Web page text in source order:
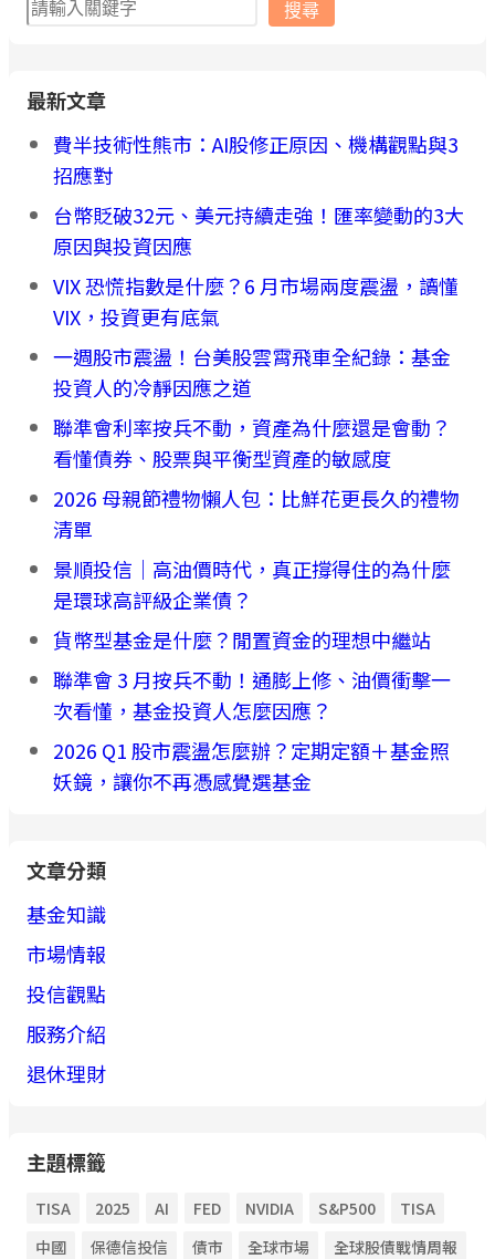
尋
搜尋
最新文章
費半技術性熊市：AI股修正原因、機構觀點與3
招應對
台幣貶破32元、美元持續走強！匯率變動的3大
原因與投資因應
VIX 恐慌指數是什麼？6 月市場兩度震盪，讀懂
VIX，投資更有底氣
一週股市震盪！台美股雲霄飛車全紀錄：基金
投資人的冷靜因應之道
聯準會利率按兵不動，資產為什麼還是會動？
看懂債券、股票與平衡型資產的敏感度
2026 母親節禮物懶人包：比鮮花更長久的禮物
清單
景順投信｜高油價時代，真正撐得住的為什麼
是環球高評級企業債？
貨幣型基金是什麼？閒置資金的理想中繼站
聯準會 3 月按兵不動！通膨上修、油價衝擊一
次看懂，基金投資人怎麼因應？
2026 Q1 股市震盪怎麼辦？定期定額＋基金照
妖鏡，讓你不再憑感覺選基金
文章分類
基金知識
市場情報
投信觀點
服務介紹
退休理財
主題標籤
TISA 2025 AI FED NVIDIA S&P500
TISA
中國
保德信投信 債市 全球市場
全球股債戰情周報